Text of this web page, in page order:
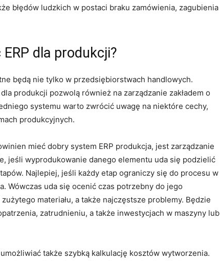
błędów ludzkich w postaci braku zamówienia, zagubienia
dla produkcji?
będą nie tylko w przedsiębiorstwach handlowych.
produkcji pozwolą również na zarządzanie zakładem o
systemu warto zwrócić uwagę na niektóre cechy,
produkcyjnych.
mieć dobry system ERP produkcja, jest zarządzanie
jeśli wyprodukowanie danego elementu uda się podzielić
Najlepiej, jeśli każdy etap ograniczy się do procesu w
Wówczas uda się ocenić czas potrzebny do jego
materiału, a także najczęstsze problemy. Będzie
zatrudnieniu, a także inwestycjach w maszyny lub
także szybką kalkulację kosztów wytworzenia.